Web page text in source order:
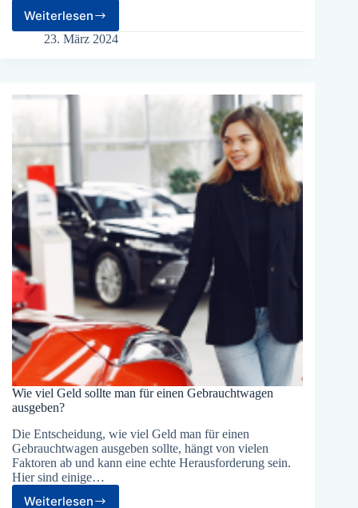
Weiterlesen
Top
5
23. März 2024
Wie viel Geld sollte man für einen Gebrauchtwagen
ausgeben?
Die Entscheidung, wie viel Geld man für einen
Gebrauchtwagen ausgeben sollte, hängt von vielen
Faktoren ab und kann eine echte Herausforderung sein.
Hier sind einige…
Weiterlesen